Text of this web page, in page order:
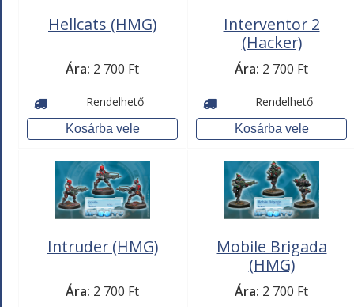
Hellcats (HMG)
Ára: 2 700 Ft
Rendelhető
Interventor 2
(Hacker)
Ára: 2 700 Ft
Rendelhető
Intruder (HMG)
Ára: 2 700 Ft
Mobile Brigada
(HMG)
Ára: 2 700 Ft